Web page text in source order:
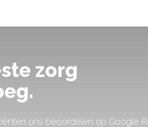
zorg
ons beoordelen op Google